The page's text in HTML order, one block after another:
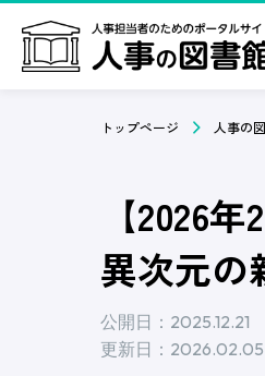
トップページ 人事の
【2026
異次元の
公開日：2025.12.21
更新日：2026.02.05